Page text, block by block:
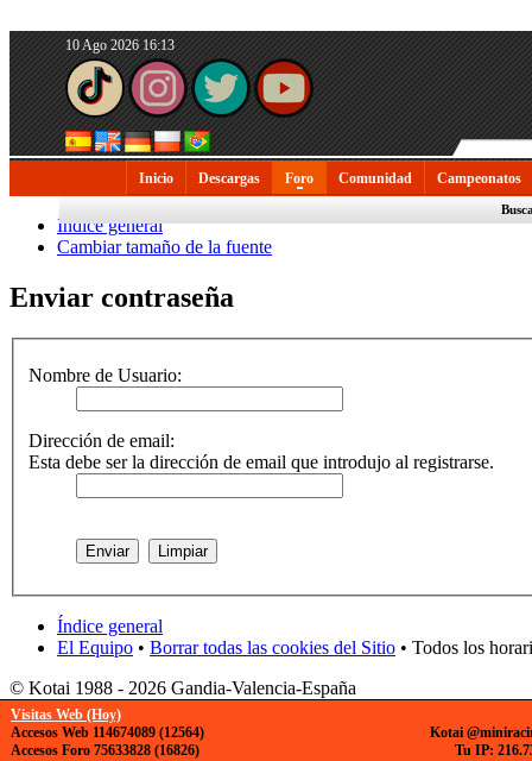
10 Ago 2026 16:13
Inicio Descargas Foro Comunidad Campeonatos
Índice general
Cambiar tamaño de la fuente
Enviar contraseña
Nombre de Usuario:
Dirección de email:
Esta debe ser la dirección de email que introdujo al registrarse.
Índice general
El Equipo • Borrar todas las cookies del Sitio • Todos los
© Kotai 1988 - 2026 Gandia-Valencia-España
Visitas Web (Hoy)
Accesos Web 114674089 (12564)
Accesos Foro 75633828 (16826)
Kotai
Tu IP: